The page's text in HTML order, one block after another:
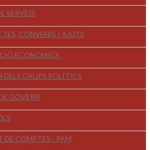
SERVEIS
CONVENIS I AJUTS
ECONÒMICA
DELS GRUPS POLÍTICS
GOVERN
DE COMPTES - PAM